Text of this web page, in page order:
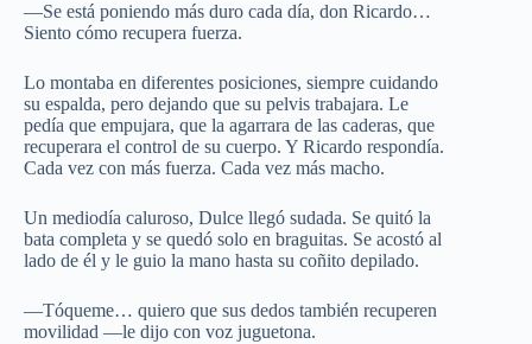
—Se está poniendo más duro cada día, don Ricardo…
Siento cómo recupera fuerza.
Lo montaba en diferentes posiciones, siempre cuidando
su espalda, pero dejando que su pelvis trabajara. Le
pedía que empujara, que la agarrara de las caderas, que
recuperara el control de su cuerpo. Y Ricardo respondía.
Cada vez con más fuerza. Cada vez más macho.
Un mediodía caluroso, Dulce llegó sudada. Se quitó la
bata completa y se quedó solo en braguitas. Se acostó al
lado de él y le guio la mano hasta su coñito depilado.
—Tóqueme… quiero que sus dedos también recuperen
movilidad —le dijo con voz juguetona.